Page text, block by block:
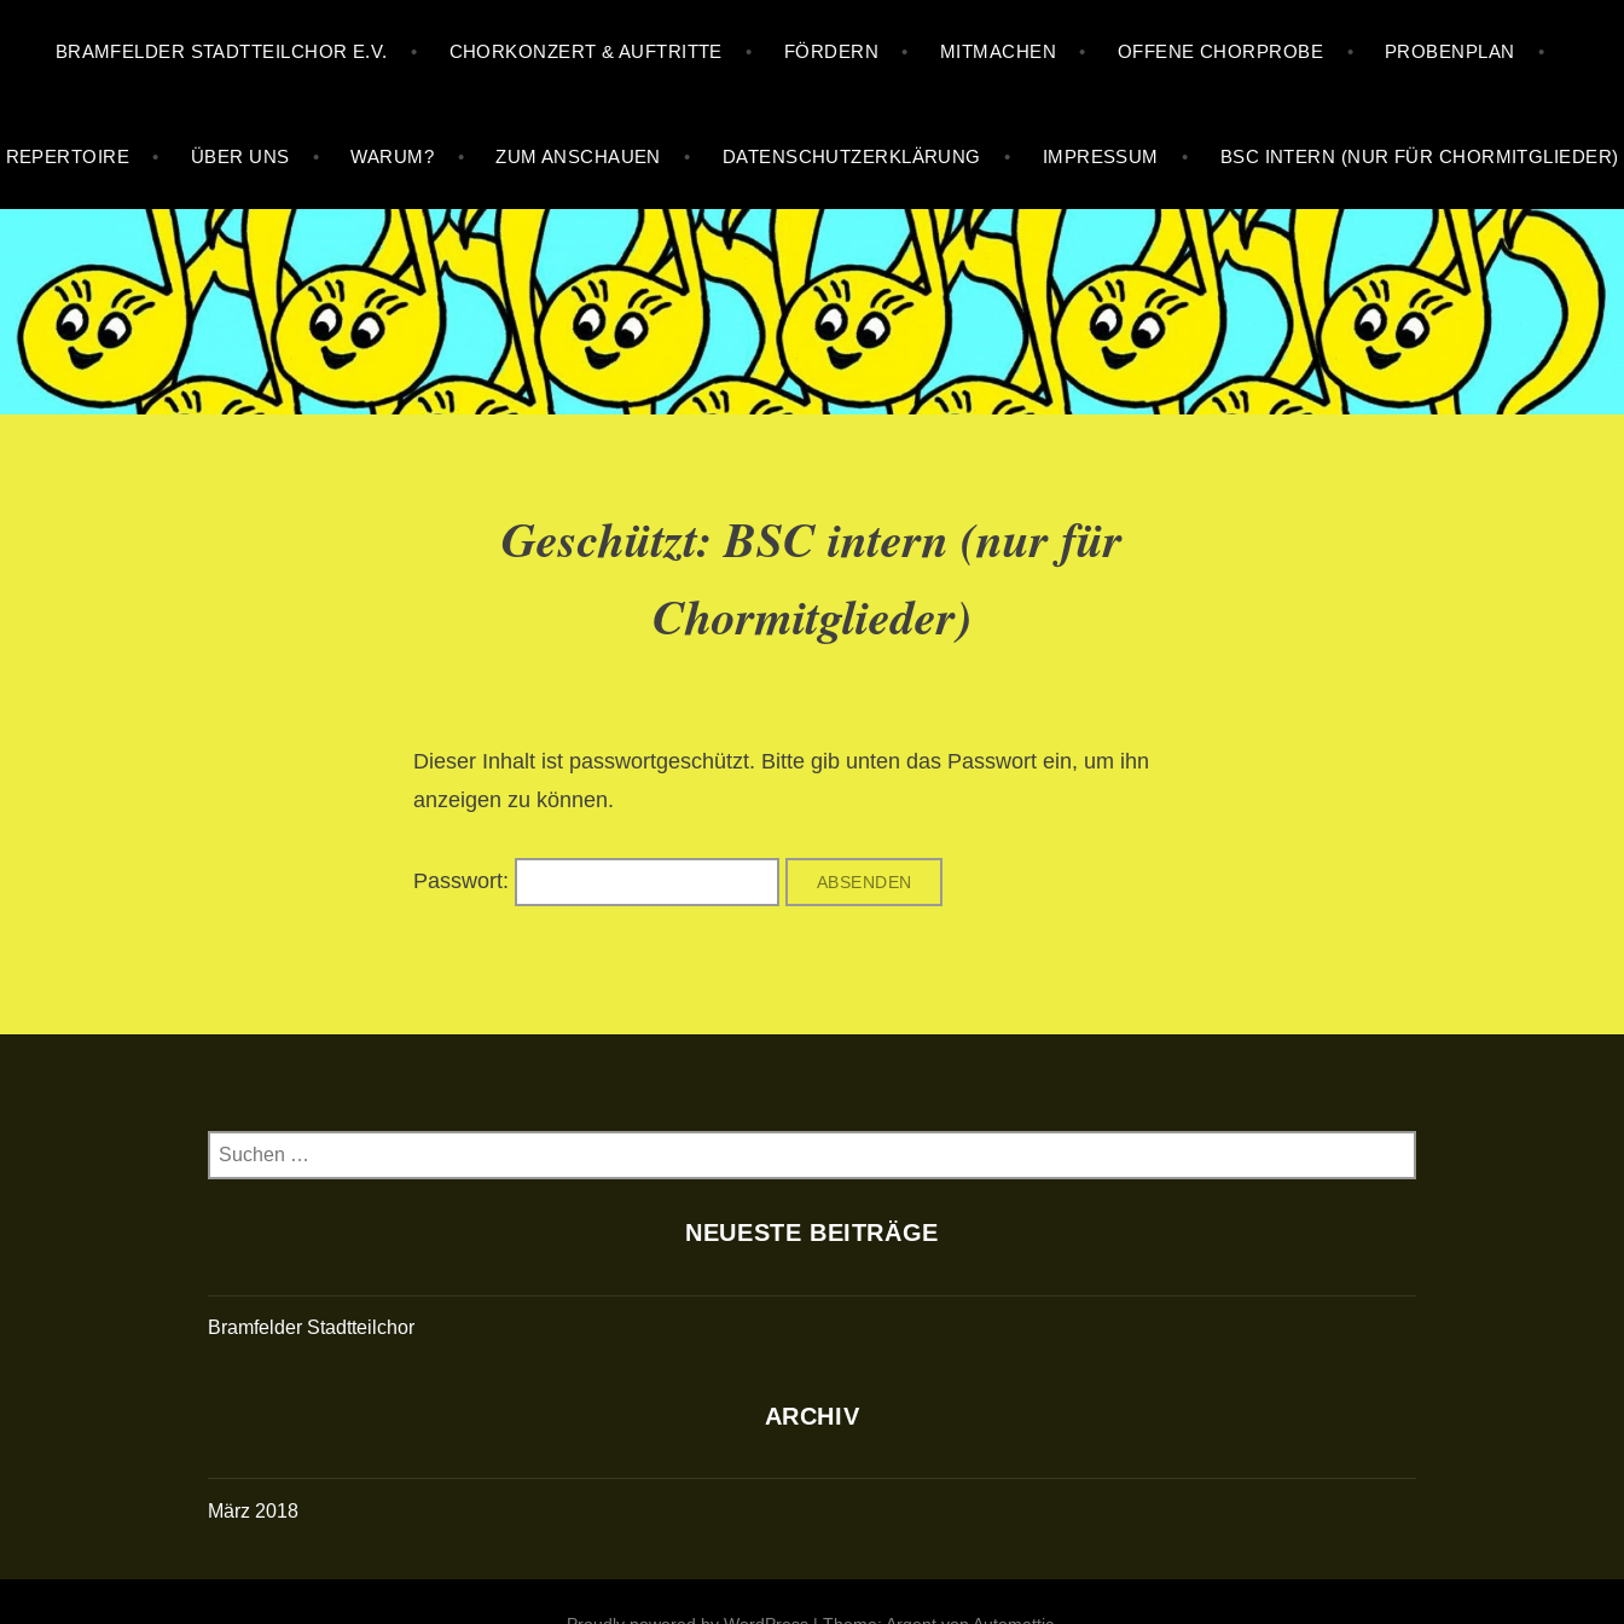
InhaltBRAMFELDER STADTTEILCHOR E.V. CHORKONZERT & AUFTRITTE FÖRDERN MITMACHEN OFFENE CHORPROBE PROBENPLAN
REPERTOIRE ÜBER UNS WARUM? ZUM ANSCHAUEN DATENSCHUTZERKLÄRUNG IMPRESSUM BSC INTERN (NUR FÜR CHORMITGLIEDER)
BRAMFELDER STADTTEILCHOR
Geschützt: BSC intern (nur für
Chormitglieder)
Dieser Inhalt ist passwortgeschützt. Bitte gib unten das Passwort ein, um ihn
anzeigen zu können.
Passwort:
Suchen
nach:
NEUESTE BEITRÄGE
Bramfelder Stadtteilchor
ARCHIV
März 2018